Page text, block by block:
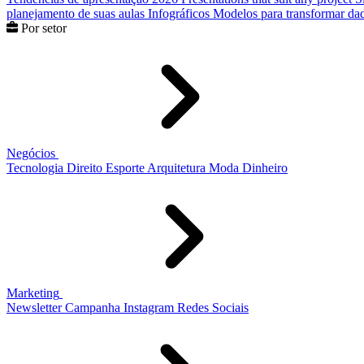
planejamento de suas aulas Infográficos Modelos para transformar
Por setor
Negócios
Tecnologia Direito Esporte Arquitetura Moda Dinheiro
Marketing
Newsletter Campanha Instagram Redes Sociais